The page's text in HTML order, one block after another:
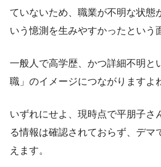
ていないため、職業が不明な状態
いう憶測を生みやすかったという
一般人で高学歴、かつ詳細不明と
職」のイメージにつながりますよ
いずれにせよ、現時点で平朋子さ
る情報は確認されておらず、デマ
えます。